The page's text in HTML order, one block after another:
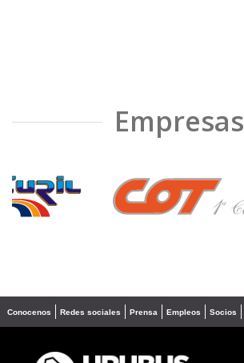
Empresas
❮
Conocenos Redes sociales Prensa Empleos Socios